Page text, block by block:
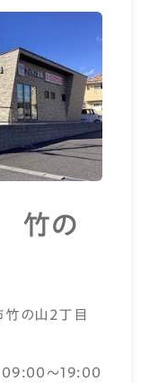
竹の
の山2丁目
09:00～19:00